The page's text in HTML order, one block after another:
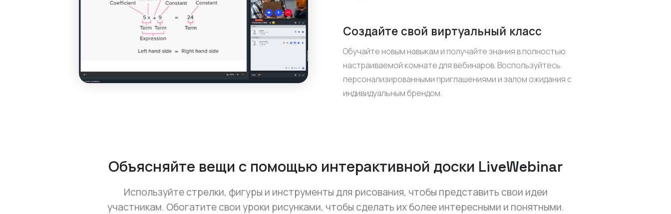
Создайте свой виртуальный класс
Обучайте новым навыкам и получайте знания в полностью
настраиваемой комнате для вебинаров. Воспользуйтесь
персонализированными приглашениями и залом ожидания с
индивидуальным брендом.
Объясняйте вещи с помощью интерактивной доски LiveWebinar
Используйте стрелки, фигуры и инструменты для рисования, чтобы представить свои идеи
участникам. Обогатите свои уроки рисунками, чтобы сделать их более интересными и понятными.